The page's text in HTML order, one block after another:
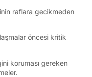
raflara gecikmeden
öncesi kritik
koruması gereken